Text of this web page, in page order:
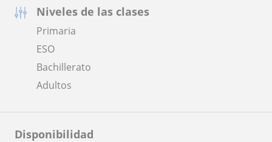
Niveles de las clases
Primaria
ESO
Bachillerato
Adultos
Disponibilidad